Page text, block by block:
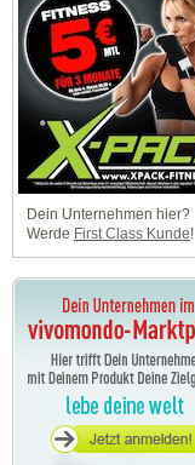
Dein Unternehmen hier?
Werde First Class Kunde!